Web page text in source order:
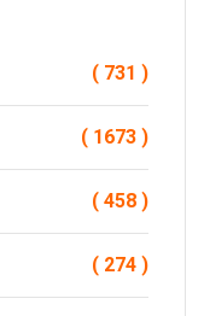
( 731 )
( 1673 )
( 458 )
( 274 )